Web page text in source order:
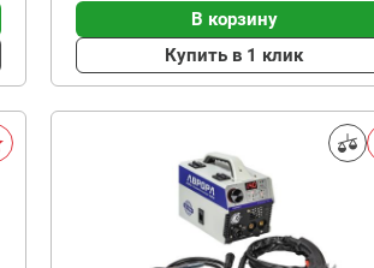
В корзину
Купить в 1 клик